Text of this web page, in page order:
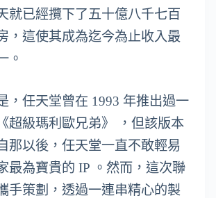
就已經攬下了五十億八千七百
，這使其成為迄今為止收入最
。
，任天堂曾在 1993 年推出過一
超級瑪利歐兄弟》 ，但該版本
那以後，任天堂一直不敢輕易
最為寶貴的 IP 。然而，這次聯
手策劃，透過一連串精心的製